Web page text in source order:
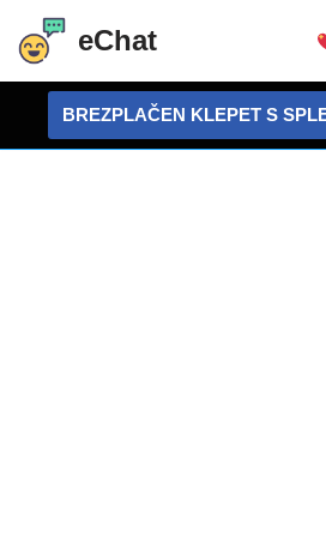
Preskoči
vsebino
eChat
BREZPLAČEN KLEPET S